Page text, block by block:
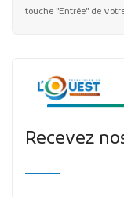
touche "Entrée" de
Recevez